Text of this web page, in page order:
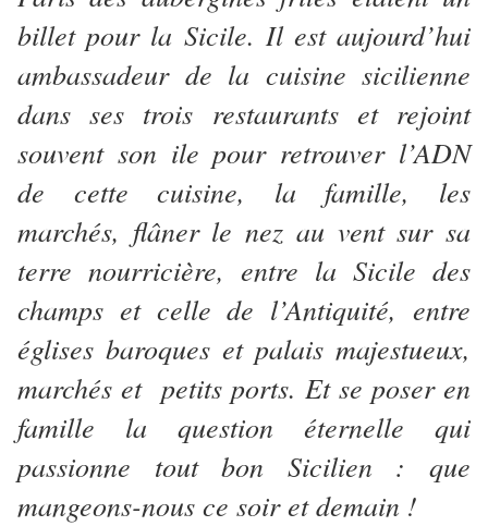
billet pour la Sicile. Il est aujourd’hui
ambassadeur de la cuisine sicilienne
dans ses trois restaurants et rejoint
souvent son ile pour retrouver l’ADN
de cette cuisine, la famille, les
marchés, flâner le nez au vent sur sa
terre nourricière, entre la Sicile des
champs et celle de l’Antiquité, entre
églises baroques et palais majestueux,
marchés et petits ports. Et se poser en
famille la question éternelle qui
passionne tout bon Sicilien : que
mangeons-nous ce soir et demain !